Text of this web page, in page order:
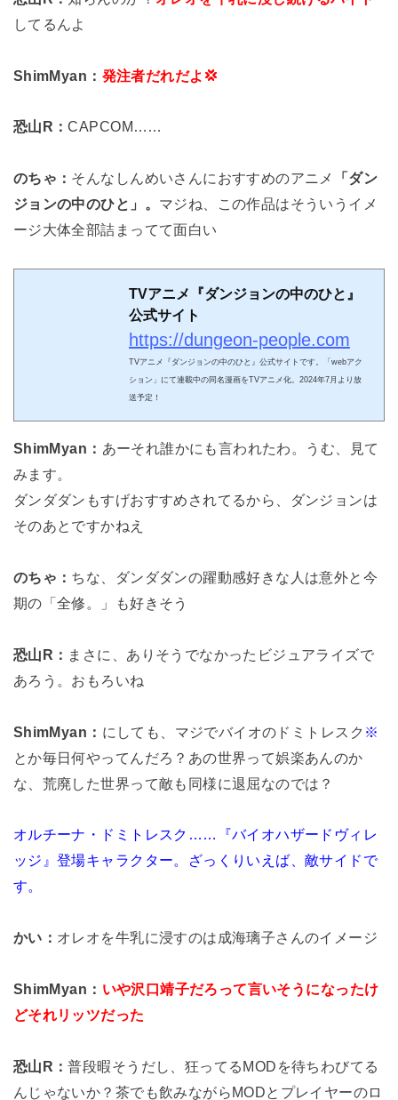
してるんよ
ShimMyan： 発注者だれだよ💢
恐山R：CAPCOM……
のちゃ： そんなしんめいさんにおすすめのアニメ
「ダン
ジョンの中のひと」。 マジね、この作品はそういうイメ
ージ大体全部詰まってて面白い
TVアニメ『ダンジョンの中のひと』
公式サイト
https://dungeon-people.com
TVアニメ『ダンジョンの中のひと』公式サイトです。「webアク
ション」にて連載中の同名漫画をTVアニメ化。2024年7月より放
送予定！
ShimMyan： あーそれ誰かにも言われたわ。うむ、見て
みます。
ダンダダンもすげおすすめされてるから、ダンジョンは
そのあとですかねえ
のちゃ： ちな、ダンダダンの躍動感好きな人は意外と今
期の「全修。」も好きそう
恐山R： まさに、ありそうでなかったビジュアライズで
あろう。おもろいね
ShimMyan： にしても、マジでバイオのドミトレスク ※
とか毎日何やってんだろ？あの世界って娯楽あんのか
な、荒廃した世界って敵も同様に退屈なのでは？
オルチーナ・ドミトレスク……『バイオハザードヴィレ
ッジ』登場キャラクター。ざっくりいえば、敵サイドで
す。
かい： オレオを牛乳に浸すのは成海璃子さんのイメージ
ShimMyan： いや沢口靖子だろって言いそうになったけ
どそれリッツだった
恐山R：普段暇そうだし、狂ってるMODを待ちわびてる
んじゃないか？茶でも飲みながらMODとプレイヤーのロ